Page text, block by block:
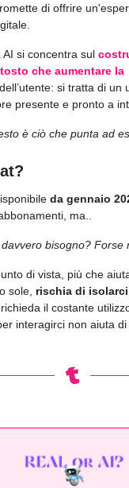
di offrire
AI si concentra sul
che aumentare la
dell’utente: si tratta di un
presente e pronto a
è ciò che punta ad
da gennaio
ma..
davvero bisogno? Forse
di vista, più che
sole, rischia di
il costante
interagirci non aiuta di